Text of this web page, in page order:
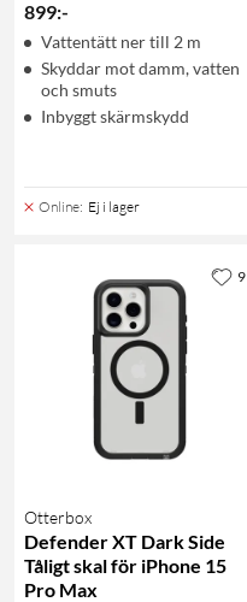
899:-
Vattentätt ner till 2 m
Skyddar mot damm, vatten
och smuts
Inbyggt skärmskydd
Online: Ej i lager
Otterbox
Defender XT Dark Side
Tåligt skal för iPhone 15
Pro Max
9